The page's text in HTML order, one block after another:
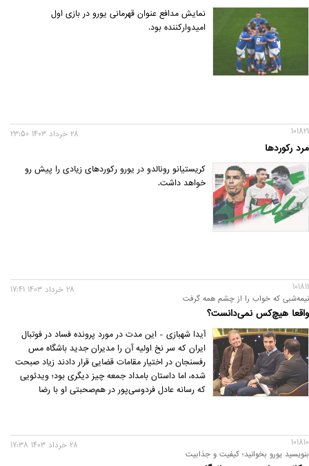
نمایش مدافع عنوان قهرمانی یورو در بازی اول
امیدوارکننده بود.
101821
مرد رکوردها
28 خرداد 1403 23:50
کریستیانو رونالدو در یورو رکوردهای زیادی را پیش رو
خواهد داشت.
101811
نیمه‌شبی که خواب را از چشم همه گرفت
واقعا هیچ‌کس نمی‌دانست؟
28 خرداد 1403 17:41
آیدا شهبازی - این مدت در مورد پرونده فساد در فوتبال
ایران که سر نخ اولیه آن را مدیران جدید باشگاه مس
رفسنجان در اختیار مقامات قضایی قرار دادند زیاد صبحت
شده، اما داستان بامداد جمعه چیز دیگری بود؛ ویدئویی
که رسانه عادل فردوسی‌پور در هم‌صحبتی او با رضا
101810
بنویسید یورو بخوانید؛ کیفیت و جذابیت
28 خرداد 1403 17:38